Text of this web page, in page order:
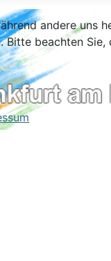
andere uns
beachten